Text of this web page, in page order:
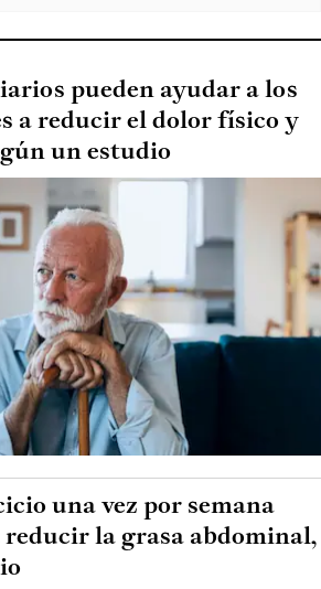
pueden ayudar a los
a reducir el dolor físico y
un estudio
una vez por semana
reducir la grasa abdominal,